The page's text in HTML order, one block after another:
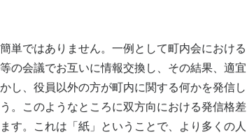
単ではありません。一例として町内会における
の会議でお互いに情報交換し、その結果、適宜
し、役員以外の方が町内に関する何かを発信し
。このようなところに双方向における発信格差
す。これは「紙」ということで、より多くの人